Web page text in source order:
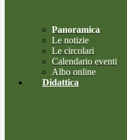
Panoramica
Le notizie
Le circolari
Calendario eventi
Albo online
Didattica